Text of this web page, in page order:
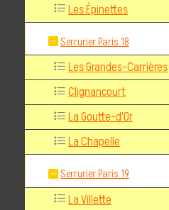
Les Épinettes
Serrurier Paris 18
Les Grandes-Carrières
Clignancourt
La Goutte-d'Or
La Chapelle
Serrurier Paris 19
La Villette